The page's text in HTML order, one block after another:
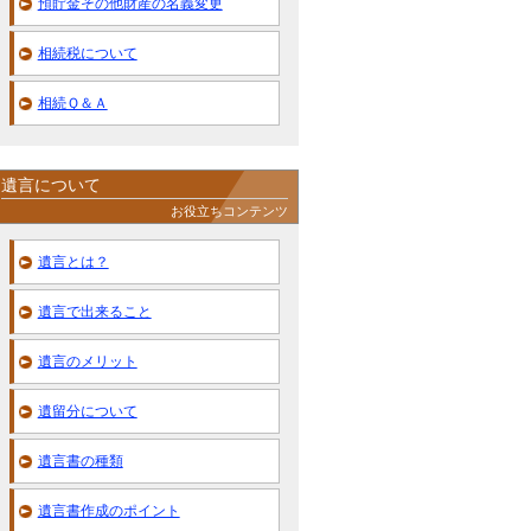
預貯金その他財産の名義変更
相続税について
相続Ｑ＆Ａ
遺言について
お役立ちコンテンツ
遺言とは？
遺言で出来ること
遺言のメリット
遺留分について
遺言書の種類
遺言書作成のポイント